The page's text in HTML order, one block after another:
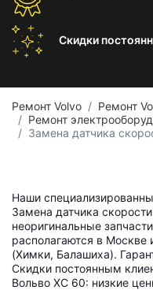
Скидки
Ремонт Volvo
Ремонт
Ремонт
Замена датчика
Наши
Замена датчика
неоригинальные
располагаются в
(Химки, Балашиха).
Скидки постоянным
Вольво ХС 60: низкие